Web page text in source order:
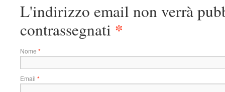
L'indirizzo email non verrà
contrassegnati *
Nome *
Email *